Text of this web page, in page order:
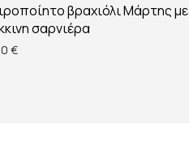
βραχιόλι Μάρτης με
σαρνιέρα
€